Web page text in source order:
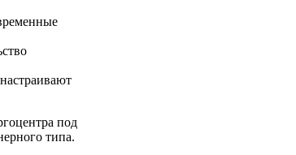
под
типа.